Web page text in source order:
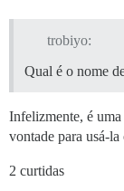
trobiyo:
Qual é o nome
Infelizmente, é
vontade para usá-
2 curtidas